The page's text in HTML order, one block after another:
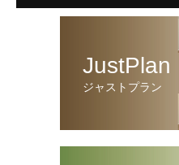
JustPlan
ジャストプラン